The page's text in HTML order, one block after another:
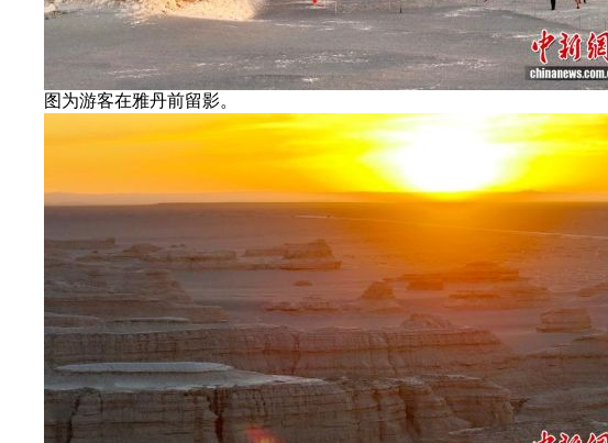
图为游客在雅丹前留影。